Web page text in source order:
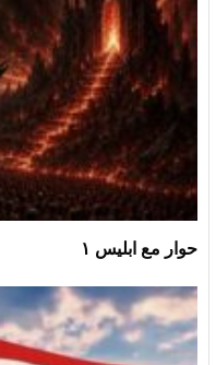
حوار مع ابليس ١